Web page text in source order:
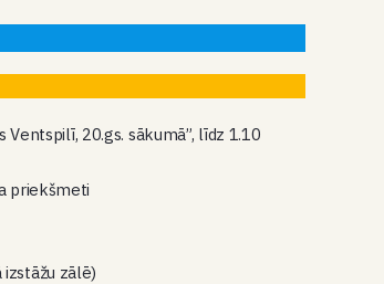
20.gs. sākumā”, līdz 1.10
priekšmeti
zālē)